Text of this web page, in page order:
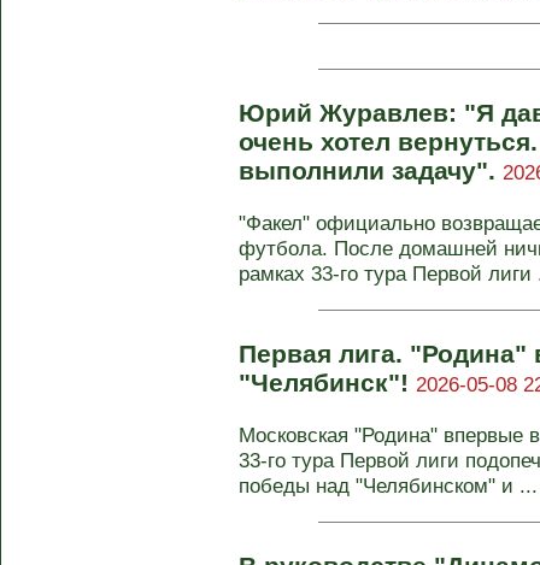
Юрий Журавлев: "Я
очень хотел
выполнили задачу".
"Факел" официально
футбола. После домашней
рамках 33-го тура Первой лиги
Первая лига.
"Челябинск"! 2026-05-08
Московская "Родина"
33-го тура Первой лиги
победы над "Челябинском" и ...